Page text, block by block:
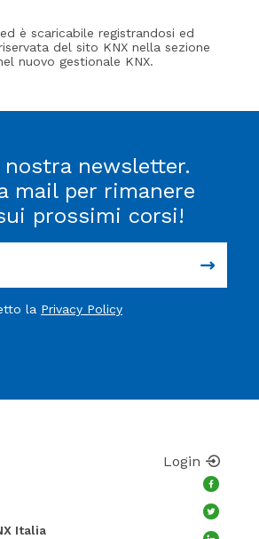
è scaricabile registrandosi ed
del sito KNX nella sezione
nuovo gestionale KNX.
newsletter.
mail per rimanere
prossimi corsi!
la Privacy Policy
Italia
Login